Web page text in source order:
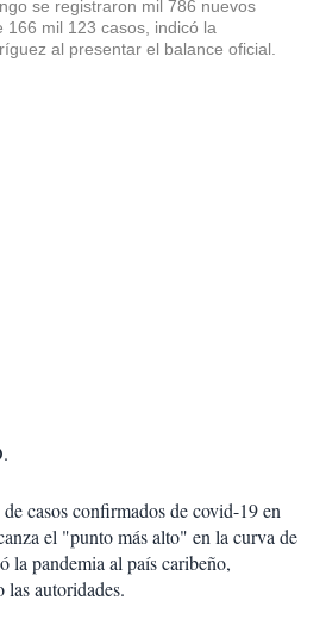
se registraron mil 786 nuevos
166 mil 123 casos, indicó la
al presentar el balance oficial.
casos confirmados de covid-19 en
el "punto más alto" en la curva de
la pandemia al país caribeño,
las autoridades.